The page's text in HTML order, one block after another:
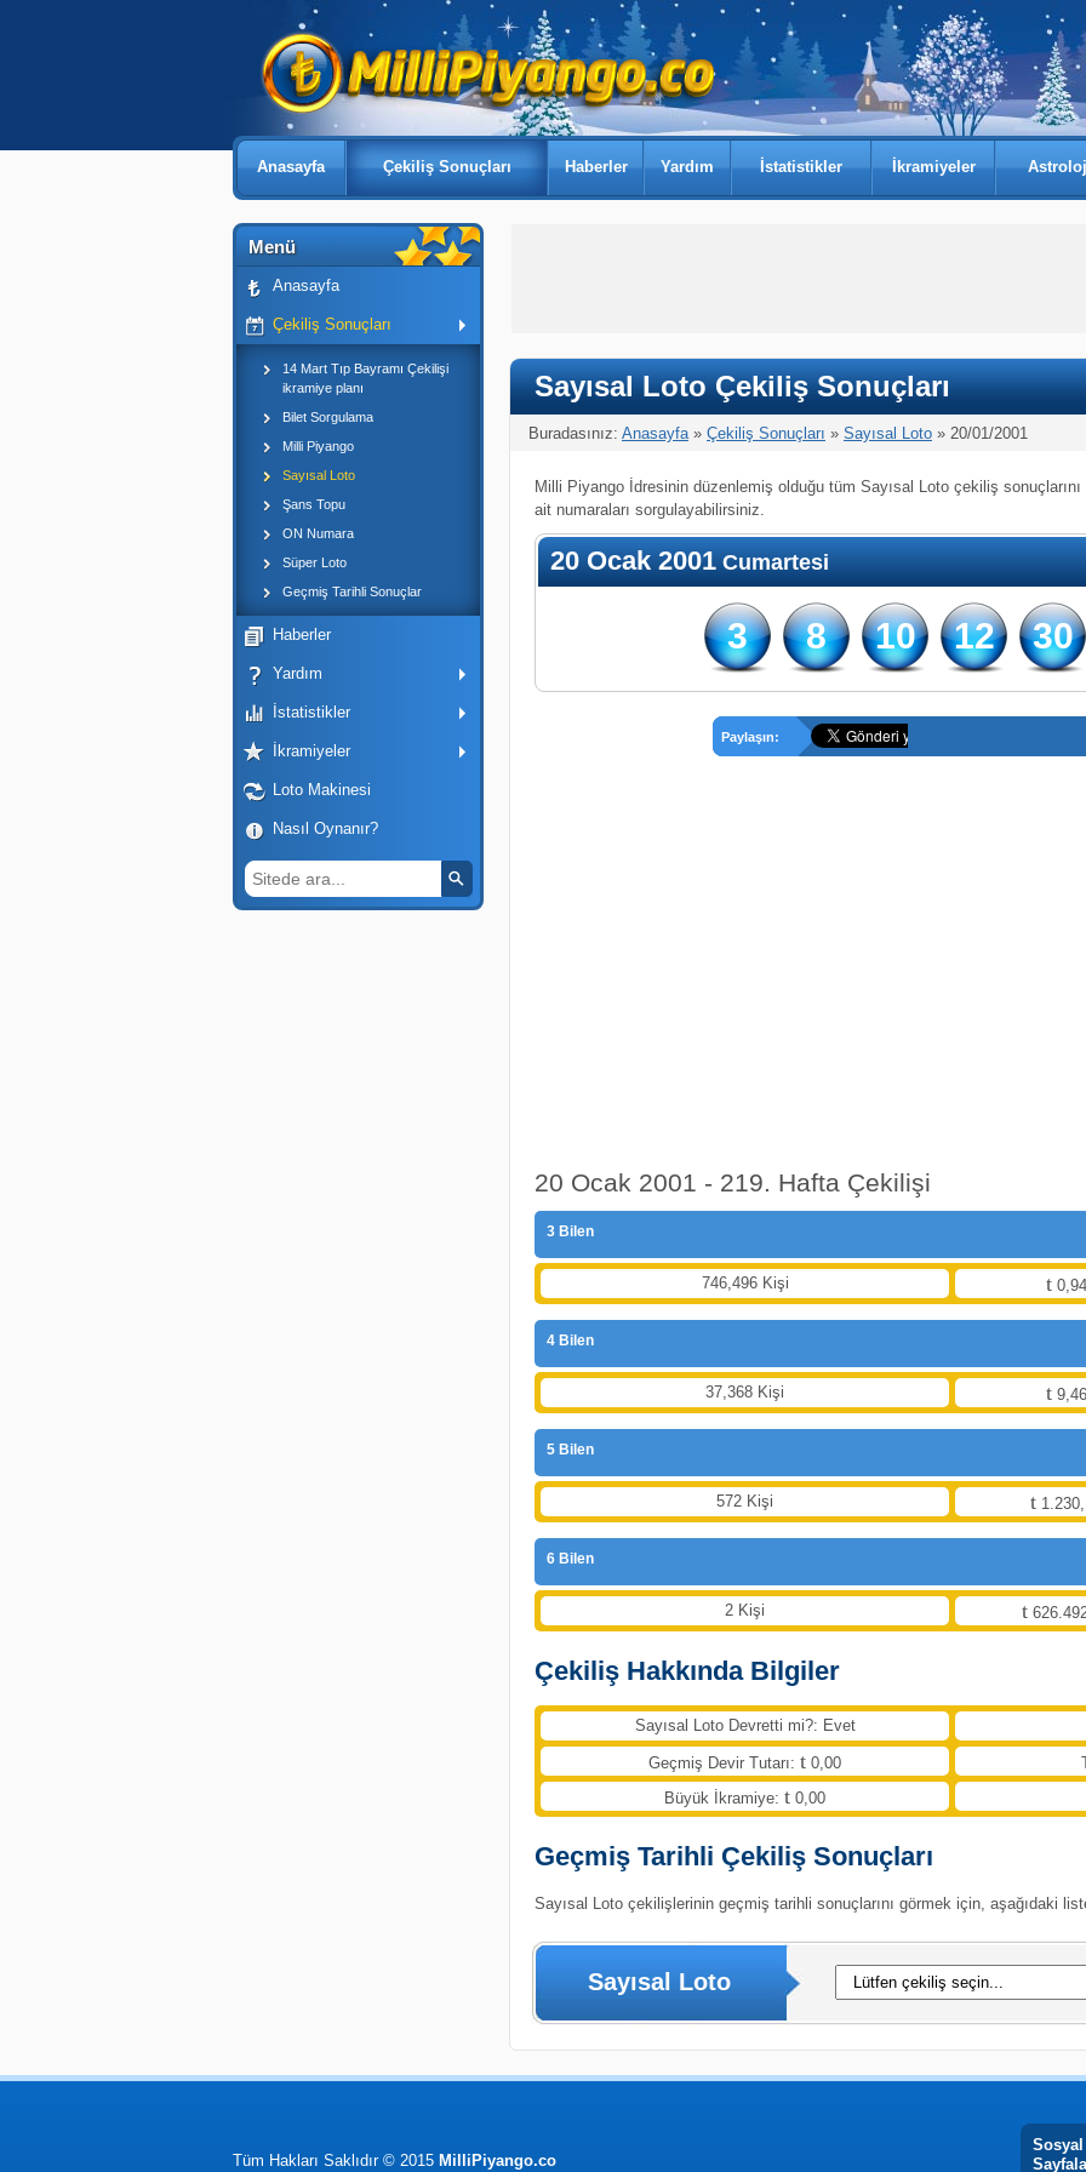
Anasayfa Çekiliş Sonuçları Haberler Yardım İstatistikler İkramiyeler
Menü
Anasayfa
Çekiliş Sonuçları
14 Mart Tıp Bayramı Çekilişi
ikramiye planı
Bilet Sorgulama
Milli Piyango
Sayısal Loto
Şans Topu
ON Numara
Süper Loto
Geçmiş Tarihli Sonuçlar
Haberler
Yardım
İstatistikler
İkramiyeler
Loto Makinesi
Nasıl Oynanır?
Sayısal Loto Çekiliş Sonuçları
Buradasınız: Anasayfa » Çekiliş Sonuçları » Sayısal Loto » 20/01/2001
Milli Piyango İdresinin düzenlemiş olduğu tüm Sayısal Loto çekiliş
ait numaraları sorgulayabilirsiniz.
20 Ocak 2001Cumartesi
3 8 10 12 30
Paylaşın:
20 Ocak 2001 - 219. Hafta Çekilişi
3 Bilen
746,496 Kişi
4 Bilen
37,368 Kişi
5 Bilen
572 Kişi
6 Bilen
2 Kişi
Çekiliş Hakkında Bilgiler
Sayısal Loto Devretti mi?: Evet
Geçmiş Devir Tutarı: 0,00
Büyük İkramiye:
0,00
Geçmiş Tarihli Çekiliş Sonuçları
Sayısal Loto çekilişlerinin geçmiş tarihli sonuçlarını görmek için, aşağıdaki
Sayısal Loto
Tüm Hakları Saklıdır © 2015 MilliPiyango.co